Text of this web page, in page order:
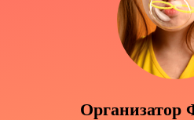
Организатор